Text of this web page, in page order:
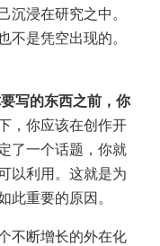
沉浸在研究之中。
不是凭空出现的。
写的东西之前，你
，你应该在创作开
了一个话题，你就
以利用。这就是为
此重要的原因。
不断增长的外在化